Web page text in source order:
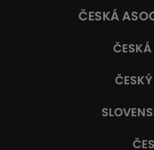
ČESKÁ